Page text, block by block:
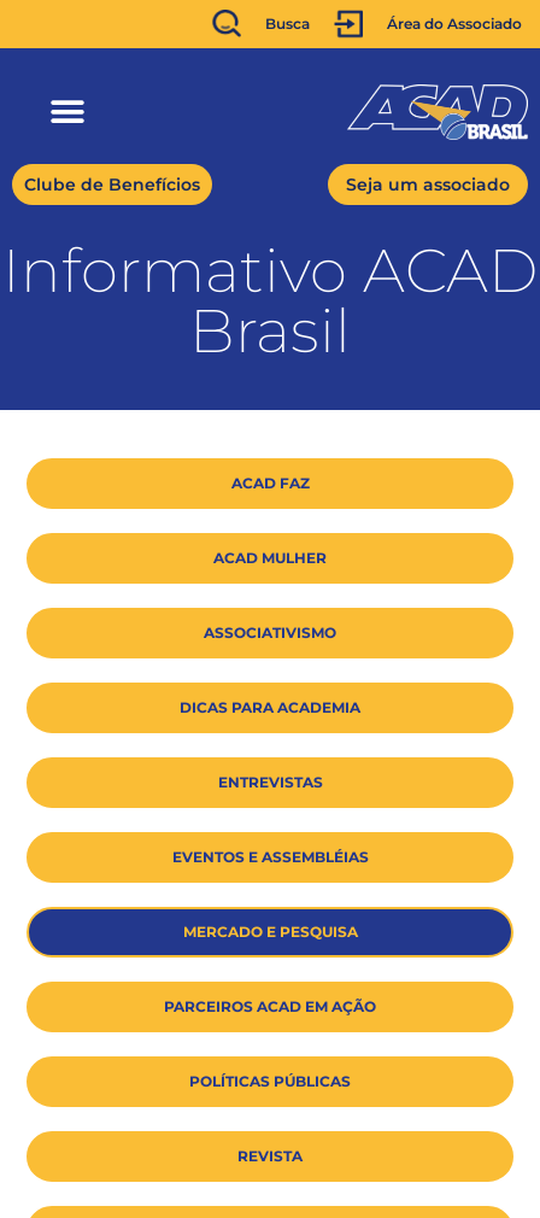
Busca Área do Associado
Clube de Benefícios Seja um associado
Informativo ACAD
Brasil
ACAD FAZ
ACAD MULHER
ASSOCIATIVISMO
DICAS PARA ACADEMIA
ENTREVISTAS
EVENTOS E ASSEMBLÉIAS
MERCADO E PESQUISA
PARCEIROS ACAD EM AÇÃO
POLÍTICAS PÚBLICAS
REVISTA